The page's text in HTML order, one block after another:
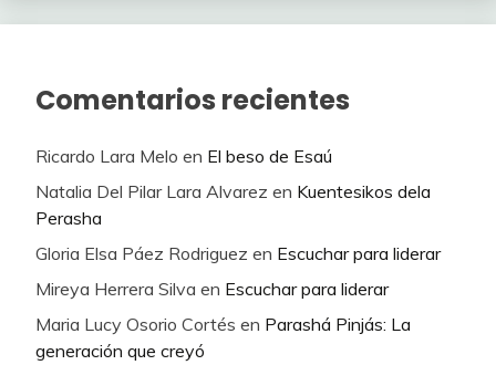
Comentarios recientes
Ricardo Lara Melo en El beso de Esaú
Natalia Del Pilar Lara Alvarez en Kuentesikos dela
Perasha
Gloria Elsa Páez Rodriguez en Escuchar para liderar
Mireya Herrera Silva en Escuchar para liderar
Maria Lucy Osorio Cortés en Parashá Pinjás: La
generación que creyó